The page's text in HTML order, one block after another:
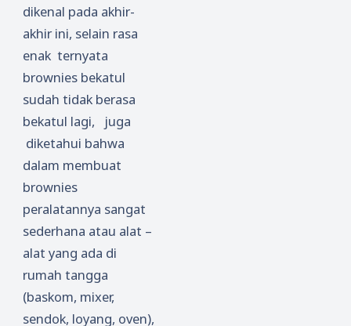
dikenal pada akhir-
akhir ini, selain rasa
enak ternyata
brownies bekatul
sudah tidak berasa
bekatul lagi, juga
diketahui bahwa
dalam membuat
brownies
peralatannya sangat
sederhana atau alat –
alat yang ada di
rumah tangga
(baskom, mixer,
sendok, loyang, oven),